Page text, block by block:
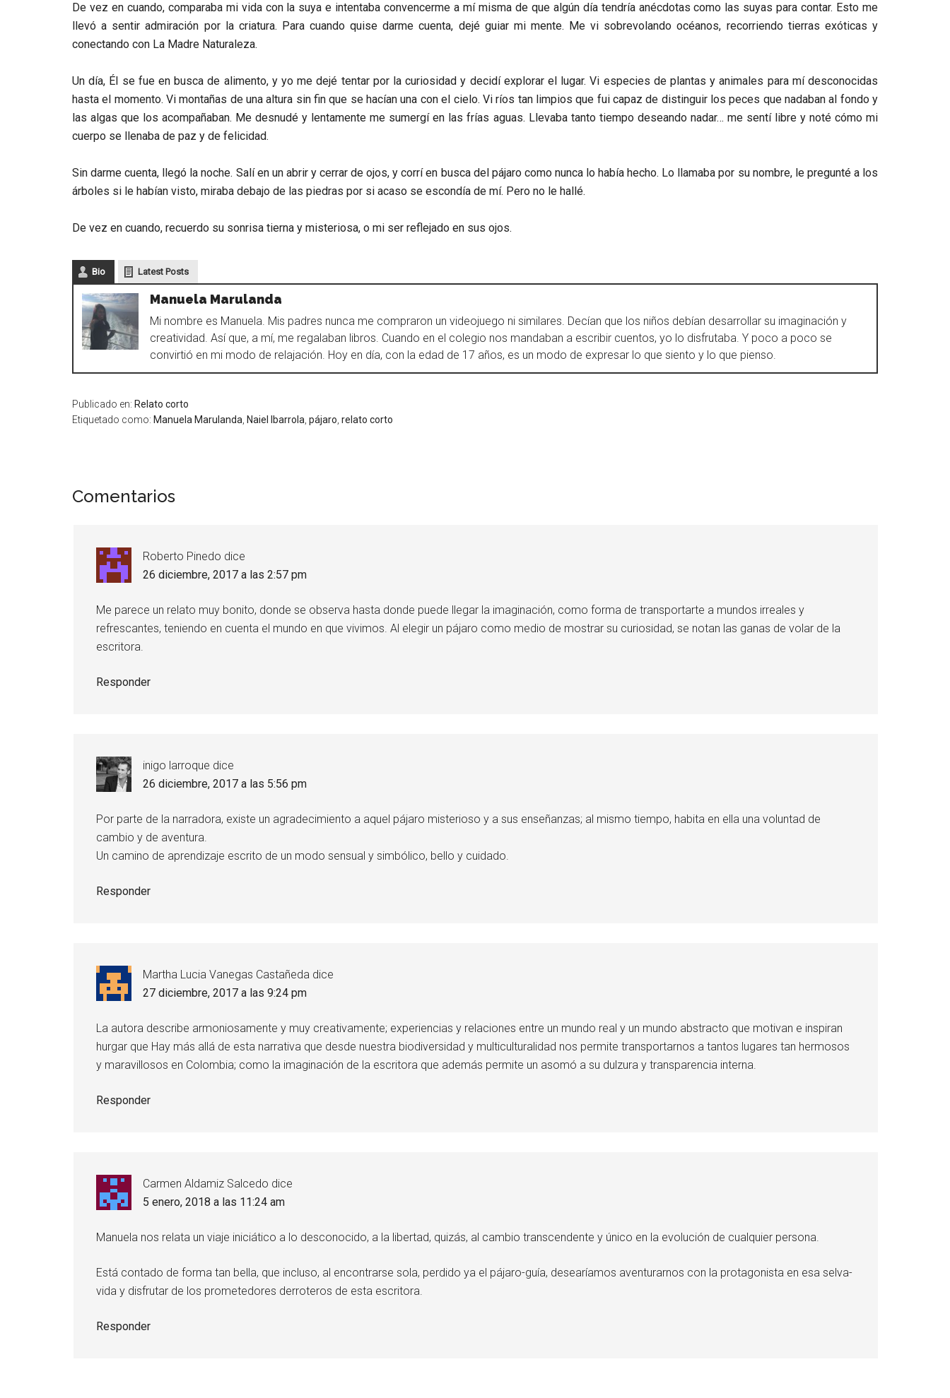
De vez en cuando, comparaba mi vida con la suya e intentaba convencerme a mí misma de que algún día tendría anécdotas como las suyas para contar. Esto me
llevó a sentir admiración por la criatura. Para cuando quise darme cuenta, dejé guiar mi mente. Me vi sobrevolando océanos, recorriendo tierras exóticas y
conectando con La Madre Naturaleza.
Un día, Él se fue en busca de alimento, y yo me dejé tentar por la curiosidad y decidí explorar el lugar. Vi especies de plantas y animales para mí desconocidas
hasta el momento. Vi montañas de una altura sin fin que se hacían una con el cielo. Vi ríos tan limpios que fui capaz de distinguir los peces que nadaban al fondo y
las algas que los acompañaban. Me desnudé y lentamente me sumergí en las frías aguas. Llevaba tanto tiempo deseando nadar… me sentí libre y noté cómo mi
cuerpo se llenaba de paz y de felicidad.
Sin darme cuenta, llegó la noche. Salí en un abrir y cerrar de ojos, y corrí en busca del pájaro como nunca lo había hecho. Lo llamaba por su nombre, le pregunté a los
árboles si le habían visto, miraba debajo de las piedras por si acaso se escondía de mí. Pero no le hallé.
De vez en cuando, recuerdo su sonrisa tierna y misteriosa, o mi ser reflejado en sus ojos.
Bio Latest Posts
Manuela Marulanda
Mi nombre es Manuela. Mis padres nunca me compraron un videojuego ni similares. Decían que los niños debían desarrollar su imaginación y
creatividad. Así que, a mí, me regalaban libros. Cuando en el colegio nos mandaban a escribir cuentos, yo lo disfrutaba. Y poco a poco se
convirtió en mi modo de relajación. Hoy en día, con la edad de 17 años, es un modo de expresar lo que siento y lo que pienso.
Publicado en: Relato corto
Etiquetado como: Manuela Marulanda Naiel Ibarrola pájaro relato corto
Comentarios
Roberto Pinedo dice
26 diciembre, 2017 a las 2:57 pm
Me parece un relato muy bonito, donde se observa hasta donde puede llegar la imaginación, como forma de transportarte a mundos irreales y
refrescantes, teniendo en cuenta el mundo en que vivimos. Al elegir un pájaro como medio de mostrar su curiosidad, se notan las ganas de volar de la
escritora.
Responder
inigo larroque dice
26 diciembre, 2017 a las 5:56 pm
Por parte de la narradora, existe un agradecimiento a aquel pájaro misterioso y a sus enseñanzas; al mismo tiempo, habita en ella una voluntad de
cambio y de aventura.
Un camino de aprendizaje escrito de un modo sensual y simbólico, bello y cuidado.
Responder
Martha Lucia Vanegas Castañeda dice
27 diciembre, 2017 a las 9:24 pm
La autora describe armoniosamente y muy creativamente; experiencias y relaciones entre un mundo real y un mundo abstracto que motivan e inspiran
hurgar que Hay más allá de esta narrativa que desde nuestra biodiversidad y multiculturalidad nos permite transportarnos a tantos lugares tan hermosos
y maravillosos en Colombia; como la imaginación de la escritora que además permite un asomó a su dulzura y transparencia interna.
Responder
Carmen Aldamiz Salcedo dice
5 enero, 2018 a las 11:24 am
Manuela nos relata un viaje iniciático a lo desconocido, a la libertad, quizás, al cambio transcendente y único en la evolución de cualquier persona.
Está contado de forma tan bella, que incluso, al encontrarse sola, perdido ya el pájaro-guía, desearíamos aventurarnos con la protagonista en esa selva-
vida y disfrutar de los prometedores derroteros de esta escritora.
Responder